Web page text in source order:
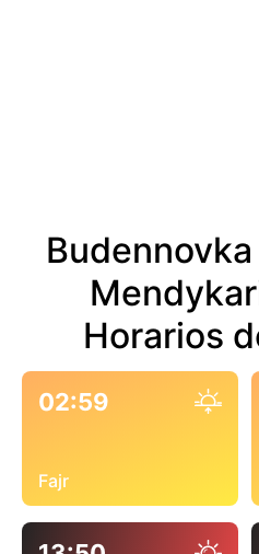
Horarios
02:59
Fajr